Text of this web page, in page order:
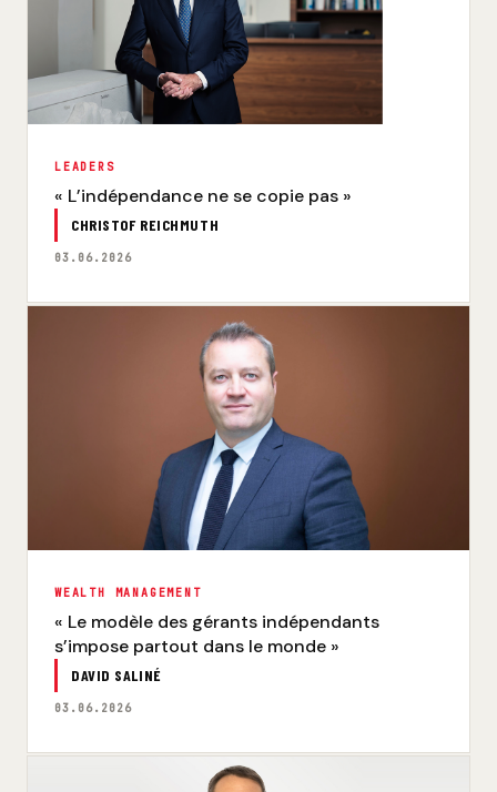
LEADERS
« L’indépendance ne se copie pas »
CHRISTOF REICHMUTH
03.06.2026
WEALTH MANAGEMENT
« Le modèle des gérants indépendants
s’impose partout dans le monde »
DAVID SALINÉ
03.06.2026